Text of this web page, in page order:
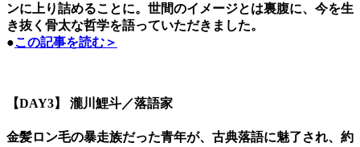
ンに上り詰めることに。世間のイメージとは裏腹に、今を生
き抜く骨太な哲学を語っていただきました。
●この記事を読む＞
【DAY3】 瀧川鯉斗／落語家
金髪ロン毛の暴走族だった青年が、古典落語に魅了され、約